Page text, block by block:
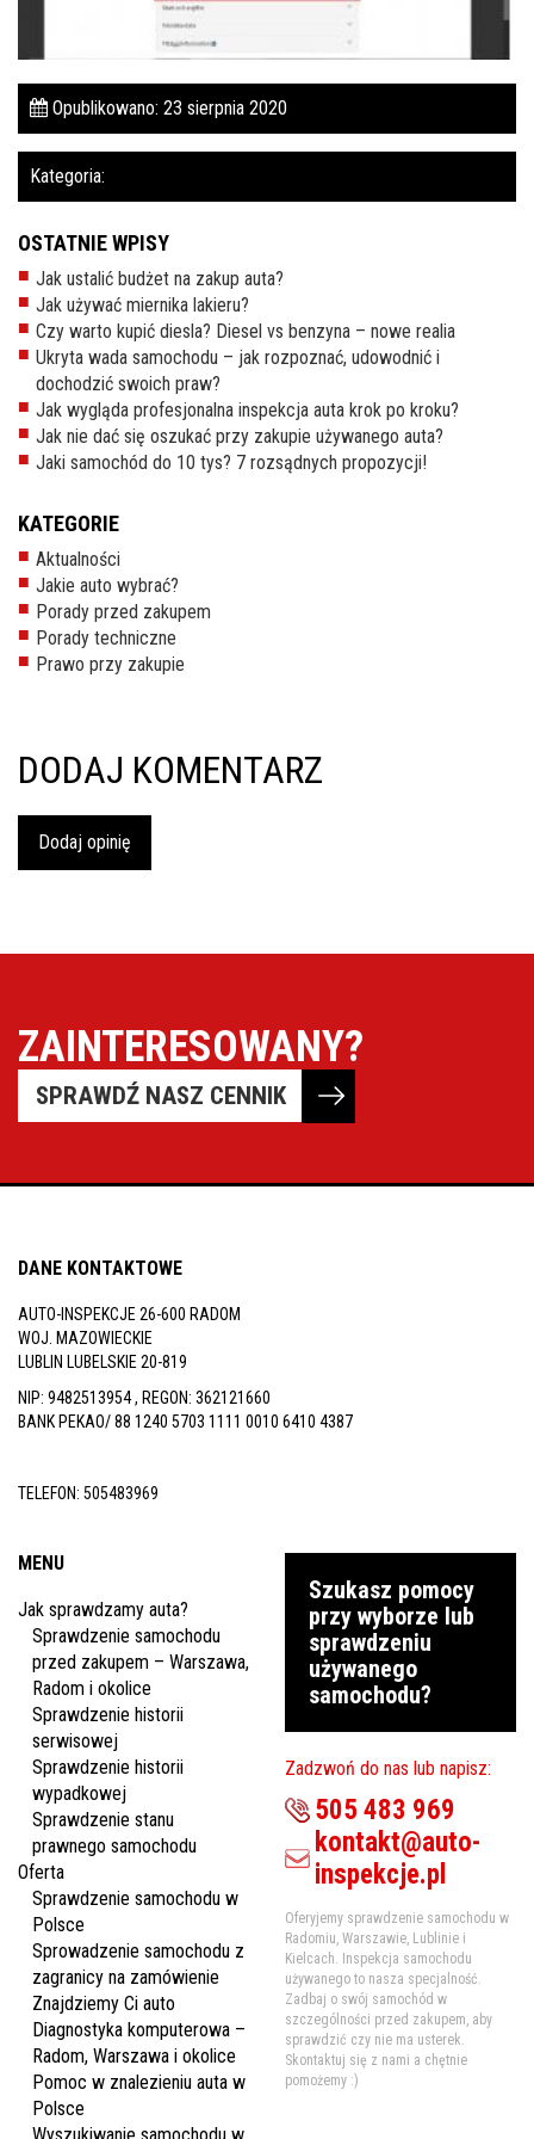
Pomoc w znalezieniu auta w Polsce
Wyszukiwanie samochodu w ogłoszeniach
Kim jesteśmy
Referencje
Cennik
Kontakt
Zamów inspekcję
505
483
969
kontakt@auto-
inspekcje.pl
26-
600
Radom,
Opublikowano: 23 sierpnia 2020
Kategoria:
OSTATNIE WPISY
Jak ustalić budżet na zakup auta?
Jak używać miernika lakieru?
Czy warto kupić diesla? Diesel vs benzyna – nowe realia
Ukryta wada samochodu – jak rozpoznać, udowodnić i
dochodzić swoich praw?
Jak wygląda profesjonalna inspekcja auta krok po kroku?
Jak nie dać się oszukać przy zakupie używanego auta?
Jaki samochód do 10 tys? 7 rozsądnych propozycji!
KATEGORIE
Aktualności
Jakie auto wybrać?
Porady przed zakupem
Porady techniczne
Prawo przy zakupie
DODAJ KOMENTARZ
Dodaj opinię
ZAINTERESOWANY?
SPRAWDŹ NASZ CENNIK
DANE KONTAKTOWE
AUTO-INSPEKCJE 26-600 RADOM
WOJ. MAZOWIECKIE
LUBLIN LUBELSKIE 20-819
NIP: 9482513954 , REGON: 362121660
BANK PEKAO/ 88 1240 5703 1111 0010 6410 4387
TELEFON: 505483969
MENU
Jak sprawdzamy auta?
Sprawdzenie samochodu
przed zakupem – Warszawa,
Radom i okolice
Sprawdzenie historii
serwisowej
Sprawdzenie historii
wypadkowej
Sprawdzenie stanu
prawnego samochodu
Oferta
Sprawdzenie samochodu w
Polsce
Sprowadzenie samochodu z
zagranicy na zamówienie
Znajdziemy Ci auto
Diagnostyka komputerowa –
Radom, Warszawa i okolice
Pomoc w znalezieniu auta w
Polsce
Szukasz pomocy
przy wyborze lub
sprawdzeniu
używanego
samochodu?
Zadzwoń do nas lub napisz:
505 483 969
kontakt@auto-
inspekcje.pl
Oferyjemy sprawdzenie samochodu w
Radomiu, Warszawie, Lublinie i
Kielcach. Inspekcja samochodu
używanego to nasza specjalność.
Zadbaj o swój samochód w
szczególności przed zakupem, aby
sprawdzić czy nie ma usterek.
Skontaktuj się z nami a chętnie
pomożemy :)